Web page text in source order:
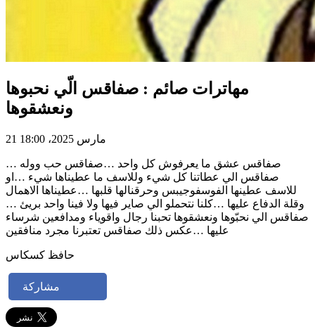
مهاترات صائم : صفاقس الّي نحبوها
ونعشقوها
21 مارس 2025، 18:00
صفاقس عشق ما يعرفوش كل واحد …صفاقس حب ووله …
صفاقس الي عطاتنا كل شيء وللاسف ما عطيناها شيء …او
للاسف عطينها الفوسفوجيبس وحرقنالها قلبها …عطيناها الاهمال
وقلة الدفاع عليها …كلنا نتحملو الي صاير فيها ولا فينا واحد بريئ …
صفاقس الي نحبّوها ونعشقوها تحبنا رجال واقوياء ومدافعين شرساء
عليها …عكس ذلك صفاقس تعتبرنا مجرد منافقين
حافظ كسكاس
مشاركة